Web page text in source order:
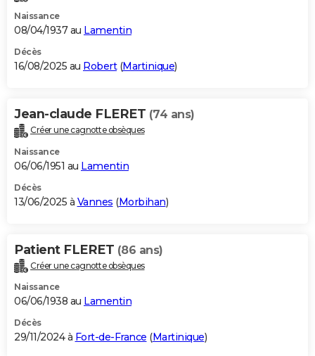
Naissance
08/04/1937 au Lamentin
Décès
16/08/2025 au Robert(Martinique)
Jean-claude FLERET (74 ans)
Créer une cagnotte obsèques
Naissance
06/06/1951 au Lamentin
Décès
13/06/2025 à Vannes (Morbihan)
Patient FLERET (86 ans)
Créer une cagnotte obsèques
Naissance
06/06/1938 au Lamentin
Décès
29/11/2024 à Fort-de-France (Martinique)